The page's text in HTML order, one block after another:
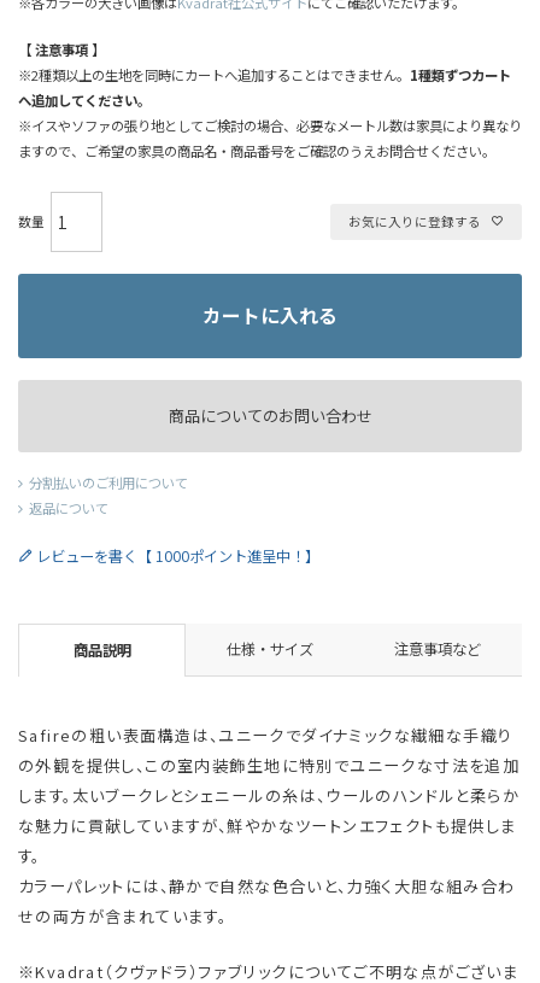
【 注意事項 】
※2種類以上の生地を同時にカートへ追加することはできません。 1種類ずつカート
へ追加してください。
※イスやソファの張り地としてご検討の場合、必要なメートル数は家具により異なり
ますので、ご希望の家具の商品名・商品番号をご確認のうえお問合せください。
お気に入りに登録する
カートに入れる
商品についてのお問い合わせ
分割払いのご利用について
返品について
レビューを書く【 1000ポイント進呈中！】
商品説明 仕様・サイズ 注意事項など
Safireの粗い表面構造は、ユニークでダイナミックな繊細な手織り
の外観を提供し、この室内装飾生地に特別でユニークな寸法を追加
します。太いブークレとシェニールの糸は、ウールのハンドルと柔らか
な魅力に貢献していますが、鮮やかなツートンエフェクトも提供しま
す。
カラーパレットには、静かで自然な色合いと、力強く大胆な組み合わ
せの両方が含まれています。
※Kvadrat（クヴァドラ）ファブリックについてご不明な点がございま